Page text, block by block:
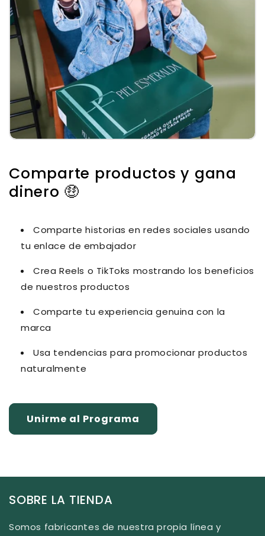
Comparte productos y gana
dinero 🤑
Comparte historias en redes sociales usando
tu enlace de embajador
Crea Reels o TikToks mostrando los beneficios
de nuestros productos
Comparte tu experiencia genuina con la
marca
Usa tendencias para promocionar productos
naturalmente
Unirme al Programa
SOBRE LA TIENDA
Somos fabricantes de nuestra propia línea y